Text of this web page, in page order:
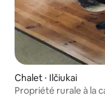
Chalet ⋅ Ilčiukai
Propriété rurale à la